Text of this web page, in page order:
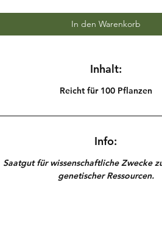
In den Warenkorb
Inhalt:
Reicht für 100 Pflanzen
Info:
Saatgut für wissenschaftliche Zwecke
genetischer Ressourcen.